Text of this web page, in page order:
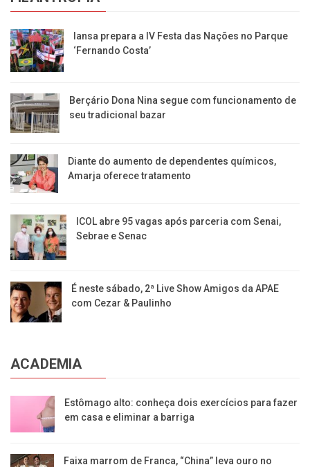
Iansa prepara a IV Festa das Nações no Parque
‘Fernando Costa’
Berçário Dona Nina segue com funcionamento de
seu tradicional bazar
Diante do aumento de dependentes químicos,
Amarja oferece tratamento
ICOL abre 95 vagas após parceria com Senai,
Sebrae e Senac
É neste sábado, 2ª Live Show Amigos da APAE
com Cezar & Paulinho
ACADEMIA
Estômago alto: conheça dois exercícios para fazer
em casa e eliminar a barriga
Faixa marrom de Franca, “China” leva ouro no